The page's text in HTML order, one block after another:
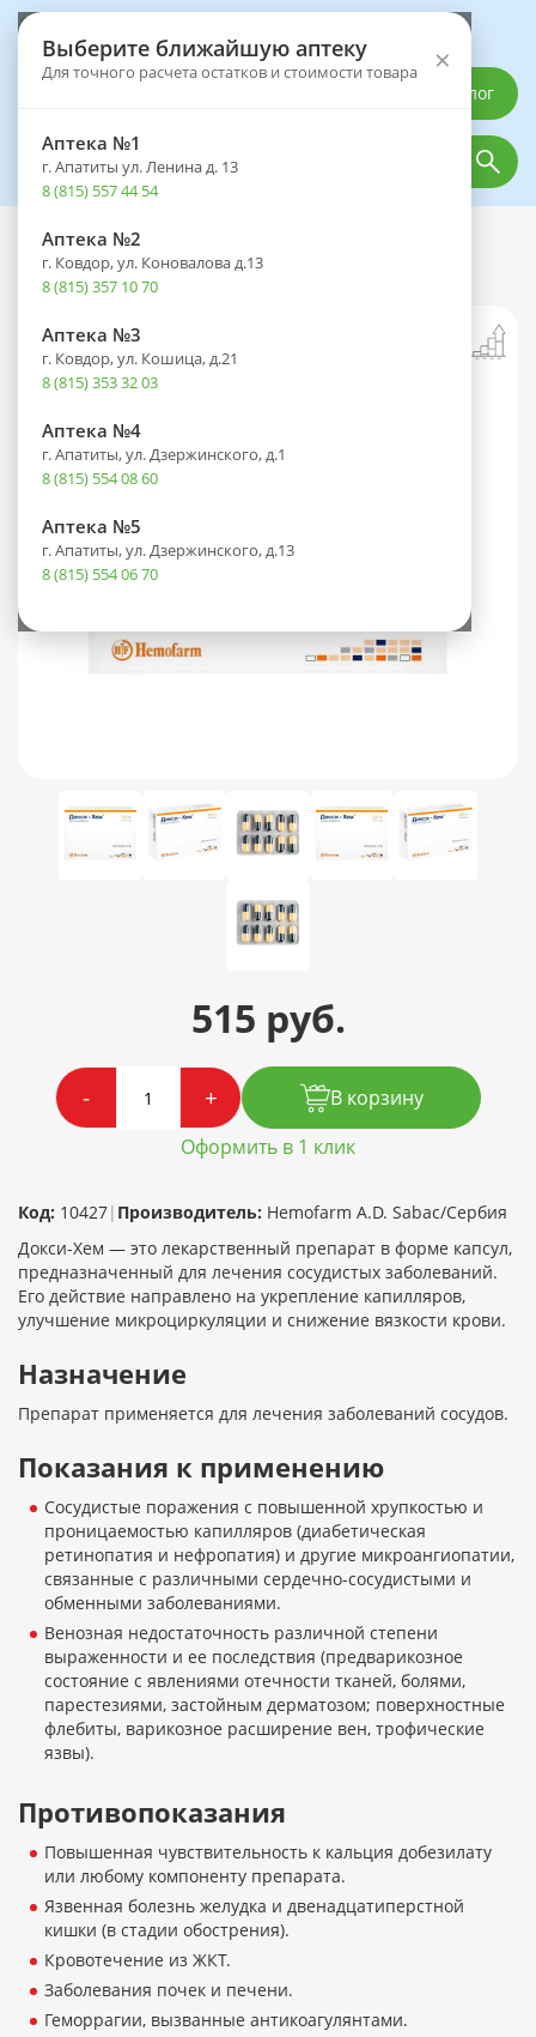
Выберите ближайшую аптеку
Для точного расчета остатков и стоимости товара ×
Аптека №1
г. Апатиты ул. Ленина д. 13
8 (815) 557 44 54
Аптека №2
г. Ковдор, ул. Коновалова д.13
8 (815) 357 10 70
Аптека №3
г. Ковдор, ул. Кошица, д.21
8 (815) 353 32 03
Аптека №4
г. Апатиты, ул. Дзержинского, д.1
8 (815) 554 08 60
Аптека №5
г. Апатиты, ул. Дзержинского, д.13
8 (815) 554 06 70
Каталог
Каталог Лекарственные препараты
Докси-Хем капс. 500мг №30
515 руб.
- +
В корзину
Оформить в 1 клик
Код: 10427| Производитель: Hemofarm A.D. Sabac/Сербия
Докси-Хем — это лекарственный препарат в форме капсул,
предназначенный для лечения сосудистых заболеваний.
Его действие направлено на укрепление капилляров,
улучшение микроциркуляции и снижение вязкости крови.
Назначение
Препарат применяется для лечения заболеваний сосудов.
Показания к применению
Сосудистые поражения с повышенной хрупкостью и
проницаемостью капилляров (диабетическая
ретинопатия и нефропатия) и другие микроангиопатии,
связанные с различными сердечно-сосудистыми и
обменными заболеваниями.
Венозная недостаточность различной степени
выраженности и ее последствия (предварикозное
состояние с явлениями отечности тканей, болями,
парестезиями, застойным дерматозом; поверхностные
флебиты, варикозное расширение вен, трофические
язвы).
Противопоказания
Повышенная чувствительность к кальция добезилату
или любому компоненту препарата.
Язвенная болезнь желудка и двенадцатиперстной
кишки (в стадии обострения).
Кровотечение из ЖКТ.
Заболевания почек и печени.
Геморрагии, вызванные антикоагулянтами.